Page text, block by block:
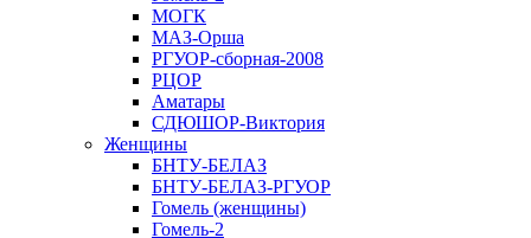
МОГК
МАЗ-Орша
РГУОР-сборная-2008
РЦОР
Аматары
СДЮШОР-Виктория
Женщины
БНТУ-БЕЛАЗ
БНТУ-БЕЛАЗ-РГУОР
Гомель (женщины)
Гомель-2